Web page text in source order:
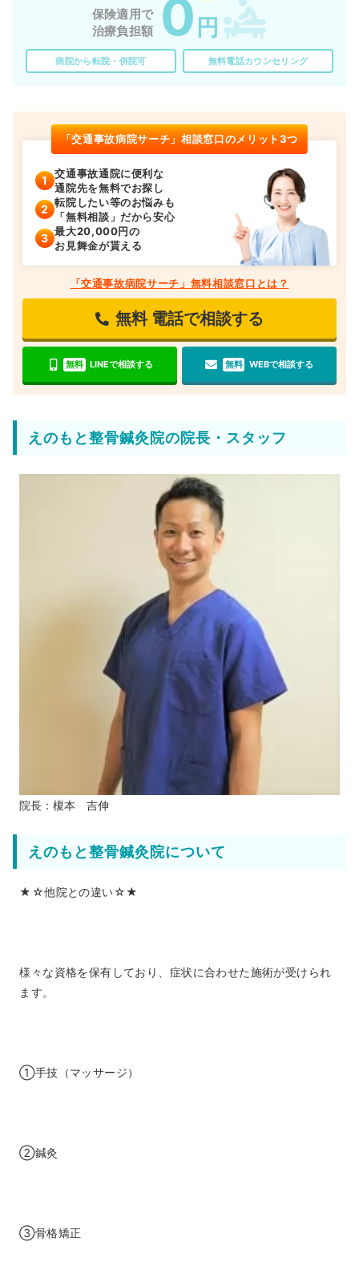
保険適用で
治療負担額
0 円
病院から転院・併院可 無料電話カウンセリング
「交通事故病院サーチ」相談窓口のメリット3つ
交通事故通院に便利な
通院先を無料でお探し
転院したい等のお悩みも
「無料相談」だから安心
最大20,000円の
お見舞金が貰える
「交通事故病院サーチ」無料相談窓口とは？
無料 電話で相談する
無料 LINEで相談する 無料 WEBで相談する
えのもと整骨鍼灸院の院長・スタッフ
院長：榎本 吉伸
えのもと整骨鍼灸院について
★☆他院との違い☆★
様々な資格を保有しており、症状に合わせた施術が受けられ
ます。
①手技（マッサージ）
②鍼灸
③骨格矯正